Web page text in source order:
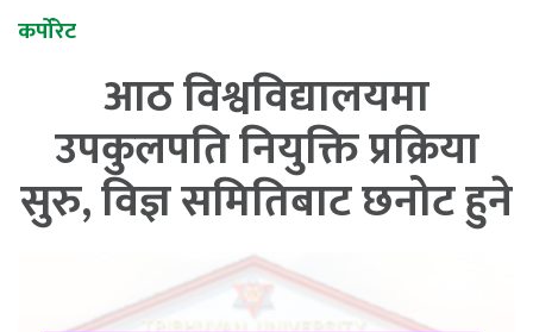
कर्पोरेट
आठ विश्वविद्यालयमा
उपकुलपति नियुक्ति प्रक्रिया
सुरु, विज्ञ समितिबाट छनोट हुने